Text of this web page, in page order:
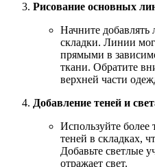
Рисование основных
Начните
складки. Линии
прямыми в
ткани. Обратите
верхней части
Добавление теней и
Используйте более
теней в складках,
Добавьте светлые
отражает свет.